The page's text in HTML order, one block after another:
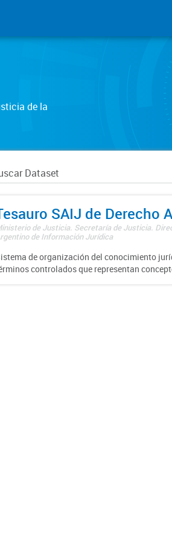
de la
SAIJ de Derecho
de Justicia. Secretaría de Justicia.
de Información Jurídica
de organización del conocimiento
controlados que representan